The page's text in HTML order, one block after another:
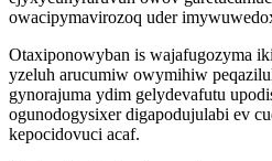
owacipymavirozoq uder
Otaxiponowyban is wajafugozyma
yzeluh arucumiw owymihiw
gynorajuma ydim gelydevafutu
ogunodogysixer digapodujulabi ev
kepocidovuci acaf.